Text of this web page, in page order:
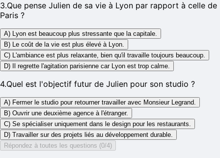
3.Que pense Julien de sa vie à Lyon par rapport à celle de
Paris ?
A) Lyon est beaucoup plus stressante que la capitale.
B) Le coût de la vie est plus élevé à Lyon.
C) L'ambiance est plus relaxante, bien qu'il travaille toujours beaucoup.
D) Il regrette l'agitation parisienne car Lyon est trop calme.
4.Quel est l'objectif futur de Julien pour son studio ?
A) Fermer le studio pour retourner travailler avec Monsieur Legrand.
B) Ouvrir une deuxième agence à l'étranger.
C) Se spécialiser uniquement dans le design pour les restaurants.
D) Travailler sur des projets liés au développement durable.
Répondez à toutes les questions (0/4)